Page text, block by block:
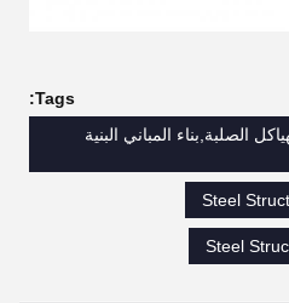
Tags:
الصلبة,بناء المباني البنية
Steel
Steel